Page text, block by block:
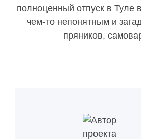
полноценный отпуск в Туле
чем-то непонятным и
пряников,